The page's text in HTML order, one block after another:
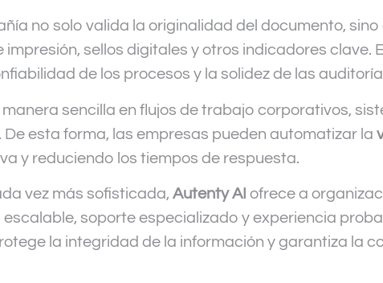
no solo valida la originalidad del documento, sino
sellos digitales y otros indicadores clave.
de los procesos y la solidez de las
sencilla en flujos de trabajo corporativos,
esta forma, las empresas pueden automatizar la
y reduciendo los tiempos de respuesta.
vez más sofisticada, Autenty AI ofrece a
soporte especializado y experiencia
la integridad de la información y garantiza la